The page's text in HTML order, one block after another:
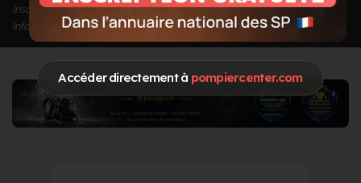
Accéder directement à pompiercenter.com
Inscrit depuis le 11/09/2020 à 10:06
Informations mises à jour le 28/09/2020 à 15:16